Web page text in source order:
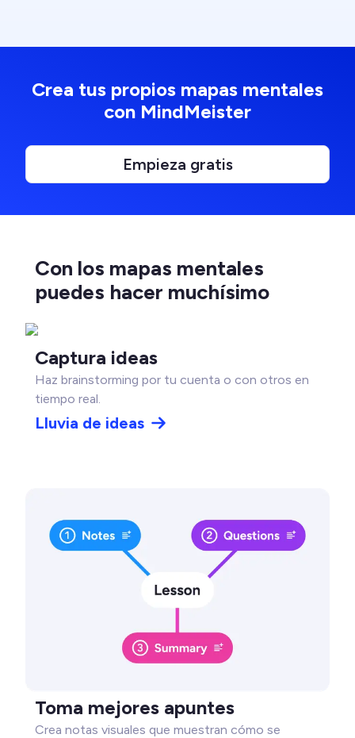
Crea tus propios mapas mentales
con MindMeister
Empieza gratis
Con los mapas mentales
puedes hacer muchísimo
Captura ideas
Haz brainstorming por tu cuenta o con otros en
tiempo real.
Lluvia de ideas
Toma mejores apuntes
Crea notas visuales que muestran cómo se